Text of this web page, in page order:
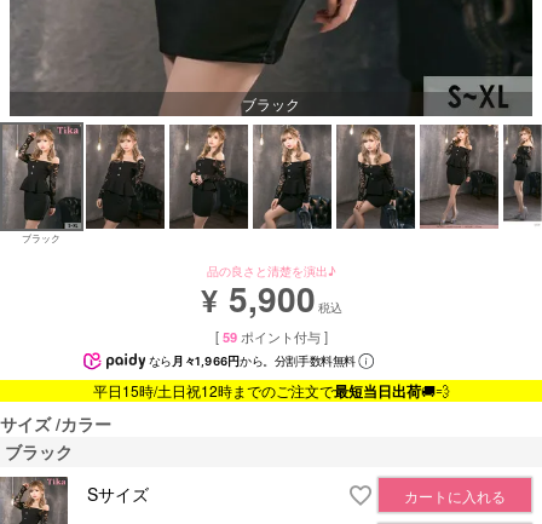
ブラック
ブラック
品の良さと清楚を演出♪
¥ 5,900 税込
[ 59 ポイント付与 ]
なら月々1,966円から。分割手数料無料
平日15時/土日祝12時までのご注文で最短当日出荷🚚💨
サイズ カラー
ブラック
Sサイズ
カートに入れる